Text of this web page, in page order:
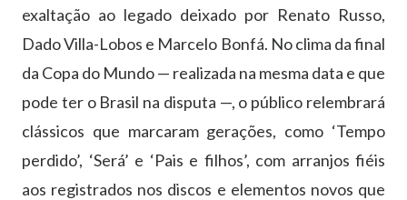
exaltação ao legado deixado por Renato Russo,
Dado Villa-Lobos e Marcelo Bonfá. No clima da final
da Copa do Mundo — realizada na mesma data e que
pode ter o Brasil na disputa —, o público relembrará
clássicos que marcaram gerações, como ‘Tempo
perdido’, ‘Será’ e ‘Pais e filhos’, com arranjos fiéis
aos registrados nos discos e elementos novos que